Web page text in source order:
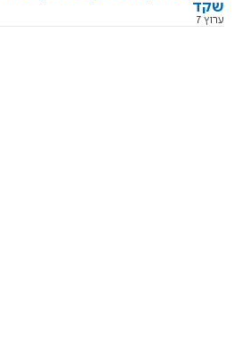
שקד
ערוץ 7